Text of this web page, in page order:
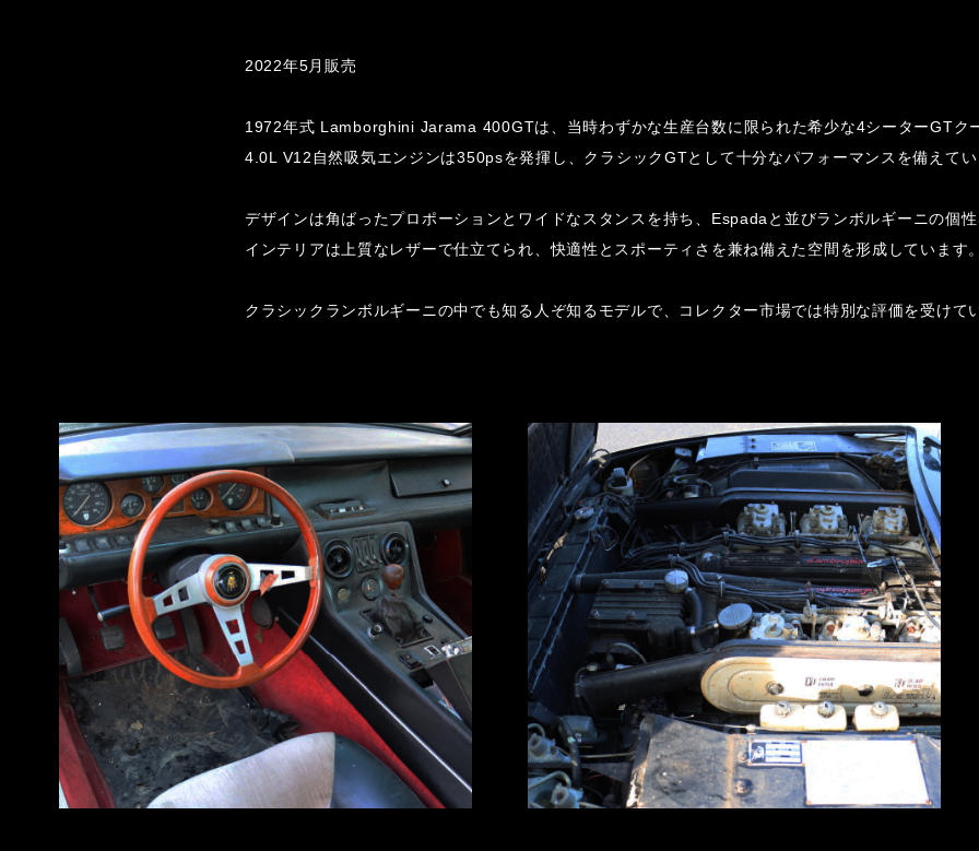
2022年5月販売
1972年式 Lamborghini Jarama 400GTは、当時わずかな生産台数に限られた希少な4シーターGTク
4.0L V12自然吸気エンジンは350psを発揮し、クラシックGTとして十分なパフォーマンスを備えて
デザインは角ばったプロポーションとワイドなスタンスを持ち、Espadaと並びランボルギーニの個
インテリアは上質なレザーで仕立てられ、快適性とスポーティさを兼ね備えた空間を形成しています
クラシックランボルギーニの中でも知る人ぞ知るモデルで、コレクター市場では特別な評価を受けて